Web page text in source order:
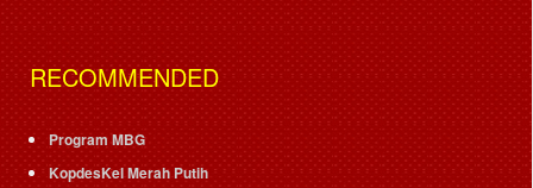
RECOMMENDED
Program MBG
KopdesKel Merah Putih